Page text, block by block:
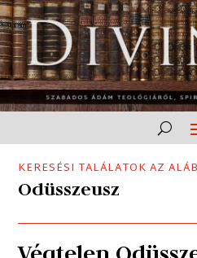
KERESÉSI TALÁLATOK AZ
Odüsszeusz